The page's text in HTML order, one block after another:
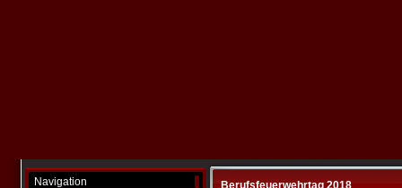
Navigation Berufsfeuerwehrtag 2018